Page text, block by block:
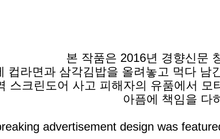
본 작품은 2016년 경향신문
컵라면과 삼각김밥을 올려놓고 먹다
스크린도어 사고 피해자의 유품에서
아픔에 책임을 다
advertisement design was